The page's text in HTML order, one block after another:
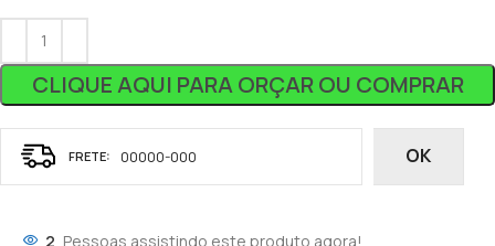
CLIQUE AQUI PARA ORÇAR OU COMPRAR
OK
2 Pessoas assistindo este produto agora!